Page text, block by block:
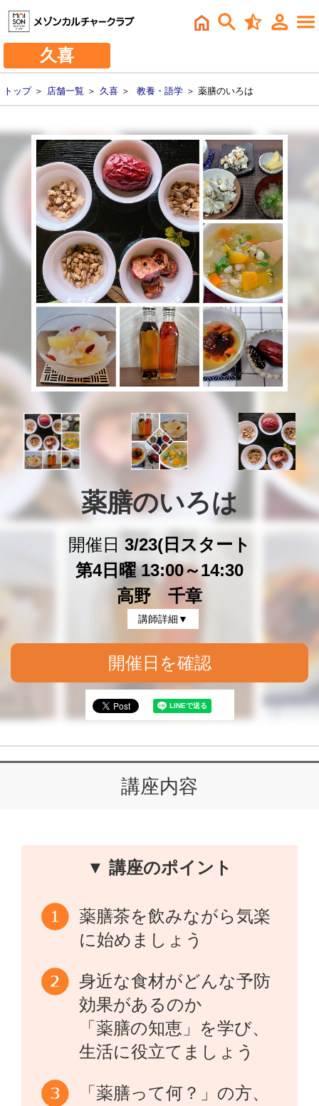
久喜
トップ＞ 店舗一覧 ＞ 久喜 ＞ 教養・語学 ＞ 薬膳のいろは
薬膳のいろは
開催日 3/23(日スタート
第4日曜 13:00～14:30
高野 千章
講師詳細▼
開催日を確認
講座内容
▼ 講座のポイント
薬膳茶を飲みながら気楽
に始めましょう
身近な食材がどんな予防
効果があるのか
「薬膳の知恵」を学び、
生活に役立てましょう
「薬膳って何？」の方、